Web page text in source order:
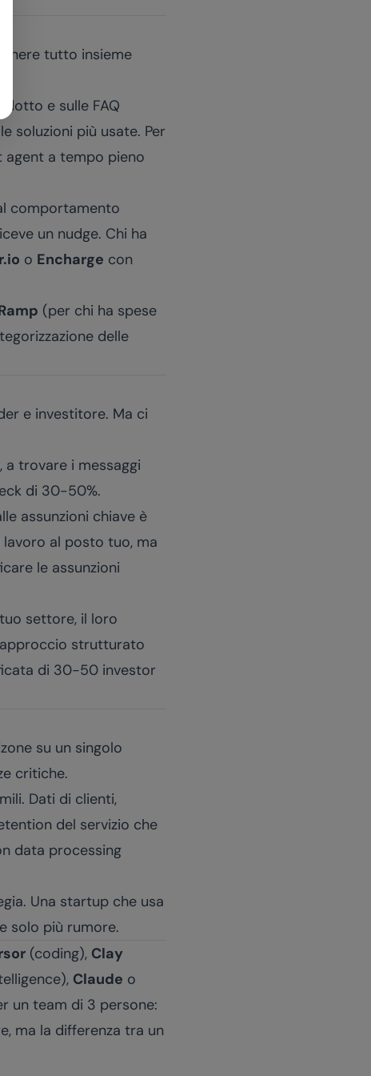
tutto insieme
e sulle FAQ
soluzioni più usate. Per
a tempo pieno
comportamento
un nudge. Chi ha
o Encharge con
(per chi ha spese
delle
e investitore. Ma ci
trovare i messaggi
di 30-50%.
assunzioni chiave è
al posto tuo, ma
le assunzioni
settore, il loro
strutturato
di 30-50 investor
su un singolo
critiche.
Dati di clienti,
del servizio che
data processing
Una startup che usa
solo più rumore.
(coding), Clay
Claude o
un team di 3 persone:
ma la differenza tra un